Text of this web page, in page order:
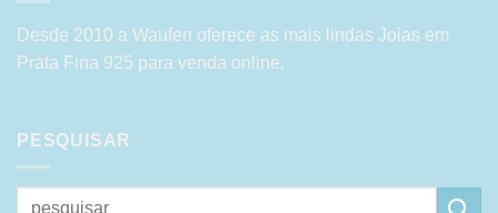
Desde 2010 a Waufen oferece as mais lindas Joias em
Prata Fina 925 para venda online.
PESQUISAR
Pesquisar